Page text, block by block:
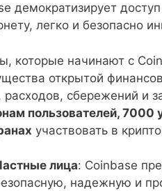
демократизирует
легко и безопасно
которые начинают с
открытой
расходов, сбережений и
пользователей, 7000
участвовать в
лица: Coinbase
надежную и